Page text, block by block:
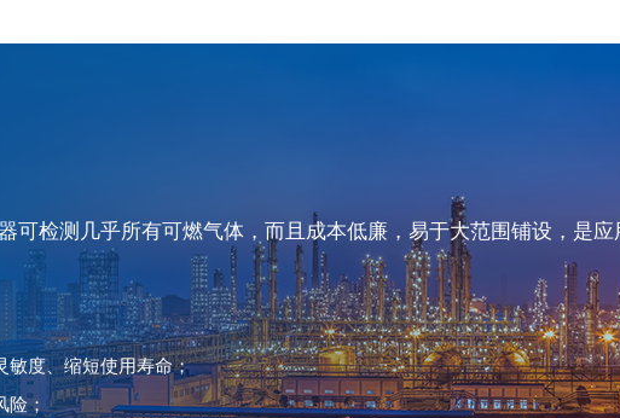
检测几乎所有可燃气体，而且成本低廉，易于大范围铺设，是
敏度、缩短使用寿命；
险；